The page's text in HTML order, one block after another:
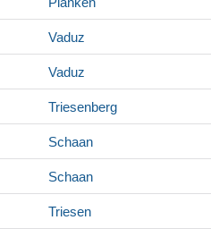
Vaduz
Vaduz
Triesenberg
Schaan
Schaan
Triesen